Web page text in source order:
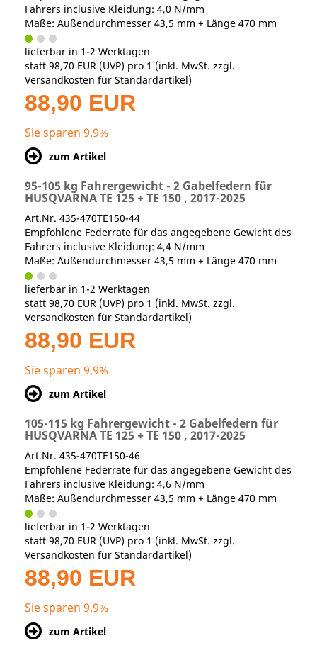
Fahrers inclusive Kleidung: 4,0 N/mm
Maße: Außendurchmesser 43,5 mm + Länge 470 mm
lieferbar in 1-2 Werktagen
statt 98,70 EUR (UVP) pro 1 (inkl. MwSt. zzgl.
Versandkosten für Standardartikel)
88,90 EUR
Sie sparen 9.9%
zum Artikel
95-105 kg Fahrergewicht - 2 Gabelfedern für
HUSQVARNA TE 125 + TE 150 , 2017-2025
Art.Nr. 435-470TE150-44
Empfohlene Federrate für das angegebene Gewicht des
Fahrers inclusive Kleidung: 4,4 N/mm
Maße: Außendurchmesser 43,5 mm + Länge 470 mm
lieferbar in 1-2 Werktagen
statt 98,70 EUR (UVP) pro 1 (inkl. MwSt. zzgl.
Versandkosten für Standardartikel)
88,90 EUR
Sie sparen 9.9%
zum Artikel
105-115 kg Fahrergewicht - 2 Gabelfedern für
HUSQVARNA TE 125 + TE 150 , 2017-2025
Art.Nr. 435-470TE150-46
Empfohlene Federrate für das angegebene Gewicht des
Fahrers inclusive Kleidung: 4,6 N/mm
Maße: Außendurchmesser 43,5 mm + Länge 470 mm
lieferbar in 1-2 Werktagen
statt 98,70 EUR (UVP) pro 1 (inkl. MwSt. zzgl.
Versandkosten für Standardartikel)
88,90 EUR
Sie sparen 9.9%
zum Artikel